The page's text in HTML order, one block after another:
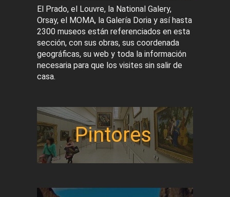
El Prado, el Louvre, la National Galery,
Orsay, el MOMA, la Galería Doria y así hasta
2300 museos están referenciados en esta
sección, con sus obras, sus coordenada
geográficas, su web y toda la información
necesaria para que los visites sin salir de
casa.
Pintores